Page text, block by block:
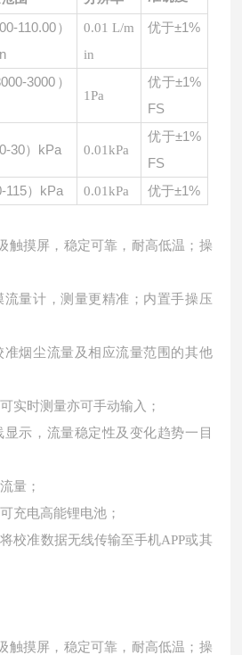
110.00）
0.01 L/m
in
优于±1%
3000）
1Pa
优于±1%
FS
30）kPa 0.01kPa
优于±1%
FS
115）kPa 0.01kPa 优于±1%
触摸屏，稳定可靠，耐高低温；操
量计，测量更精准；内置手操压
烟尘流量及相应流量范围的其他
实时测量亦可手动输入；
示，流量稳定性及变化趋势一目
量；
充电高能锂电池；
校准数据无线传输至手机APP或其
触摸屏，稳定可靠，耐高低温；操